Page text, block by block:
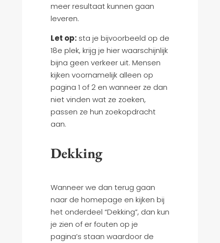
meer resultaat kunnen gaan
leveren.
Let op:sta je bijvoorbeeld op de
18e plek, krijg je hier waarschijnlijk
bijna geen verkeer uit. Mensen
kijken voornamelijk alleen op
pagina 1 of 2 en wanneer ze dan
niet vinden wat ze zoeken,
passen ze hun zoekopdracht
aan.
Dekking
Wanneer we dan terug gaan
naar de homepage en kijken bij
het onderdeel “Dekking”, dan kun
je zien of er fouten op je
pagina’s staan waardoor de